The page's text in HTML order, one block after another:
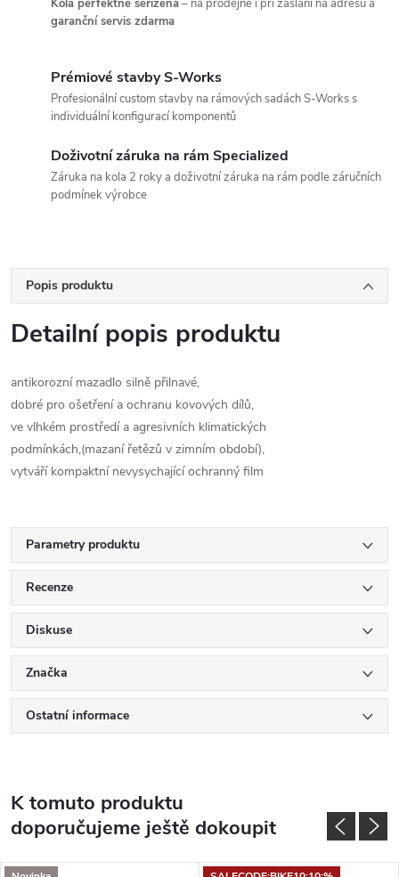
Kola perfektně seřízená– na prodejně i při zaslání na adresu a
garanční servis zdarma
Prémiové stavby S-Works
Profesionální custom stavby na rámových sadách S-Works s
individuální konfigurací komponentů
Doživotní záruka na rám Specialized
Záruka na kola 2 roky a doživotní záruka na rám podle záručních
podmínek výrobce
Popis produktu
Detailní popis produktu
antikorozní mazadlo silně přilnavé,
dobré pro ošetření a ochranu kovových dílů,
ve vlhkém prostředí a agresivních klimatických
podmínkách,(mazaní řetězů v zimním období),
vytváří kompaktní nevysychající ochranný film
Parametry produktu
Recenze
Diskuse
Značka
Ostatní informace
K tomuto produktu
doporučujeme ještě dokoupit